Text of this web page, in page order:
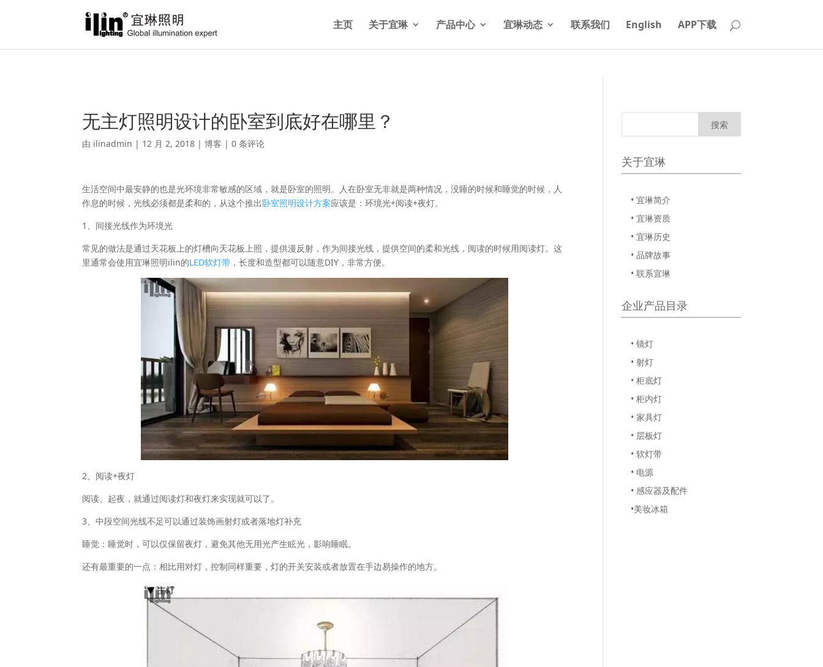
: A non-numeric value encountered in /var/www/html/ilin/wp-content/themes/Divi/functions.phpon line5841
主页 关于宜琳 产品中心 宜琳动态 联系我们 English APP下载
无主灯照明设计的卧室到底好在哪里？
由 ilinadmin | 12 月 2, 2018 |博客 |0 条评论
生活空间中最安静的也是光环境非常敏感的区域，就是卧室的照明。人在卧室无非就是两种情况，没睡的时候和睡觉的时候，人
作息的时候，光线必须都是柔和的，从这个推出卧室照明设计方案应该是：环境光+阅读+夜灯。
1、间接光线作为环境光
常见的做法是通过天花板上的灯槽向天花板上照，提供漫反射，作为间接光线，提供空间的柔和光线，阅读的时候用阅读灯。这
里通常会使用宜琳照明ilin的LED软灯带 ，长度和造型都可以随意DIY，非常方便。
2、阅读+夜灯
阅读、起夜，就通过阅读灯和夜灯来实现就可以了。
3、中段空间光线不足可以通过装饰画射灯或者落地灯补充
睡觉：睡觉时，可以仅保留夜灯，避免其他无用光产生眩光，影响睡眠。
还有最重要的一点：相比用对灯，控制同样重要，灯的开关安装或者放置在手边易操作的地方。
关于宜琳
• 宜琳简介
• 宜琳资质
• 宜琳历史
• 品牌故事
• 联系宜琳
企业产品目录
• 镜灯
• 射灯
• 柜底灯
• 柜内灯
• 家具灯
• 层板灯
• 软灯带
• 电源
• 感应器及配件
•美妆冰箱